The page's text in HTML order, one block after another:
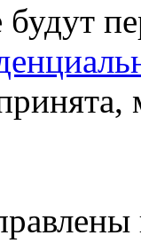
будут